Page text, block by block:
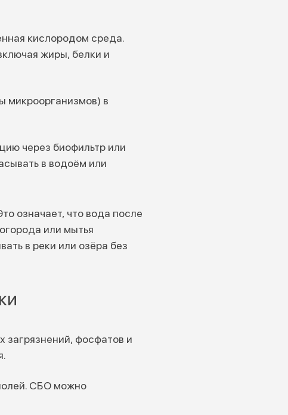
кислородом среда.
жиры, белки и
микроорганизмов) в
через биофильтр или
в водоём или
означает, что вода после
или мытья
в реки или озёра без
загрязнений, фосфатов и
СБО можно